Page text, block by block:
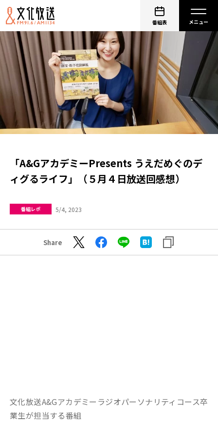
番組表
「A&GアカデミーPresents うえだめぐのデ
ィグるライフ」（５月４日放送回感想）
番組レポ 5/4, 2023
Share
文化放送A&Gアカデミーラジオパーソナリティコース卒
業生が担当する番組